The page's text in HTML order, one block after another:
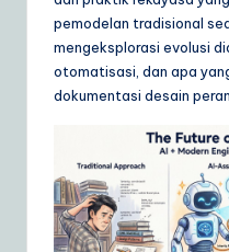
o
ly
G
pemodelan tradisional
mengeksplorasi evolusi
otomatisasi, dan apa
dokumentasi desain